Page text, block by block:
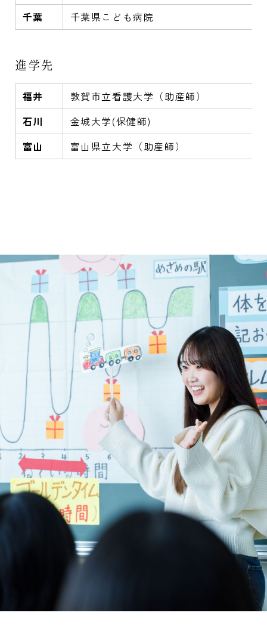
千葉
千葉県こども病院
進学先
福井
敦賀市立看護大学（助産師）
石川
金城大学(保健師)
富山
富山県立大学（助産師）